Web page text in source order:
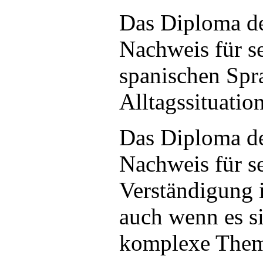
Das Diploma
Nachweis für
spanischen
Das Diploma
Nachweis für
auch wenn es
komplexe